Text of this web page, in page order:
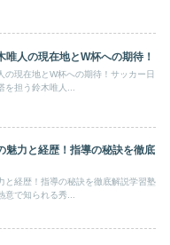
唯人の現在地とW杯への期待！
の現在地とW杯への期待！サッカー日
担う鈴木唯人...
魅力と経歴！指導の秘訣を徹底
と経歴！指導の秘訣を徹底解説学習塾
意で知られる秀...